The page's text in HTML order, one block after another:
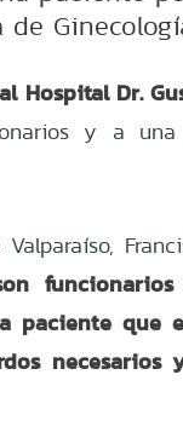
Hospital Dr.
y a
paciente que
necesarios